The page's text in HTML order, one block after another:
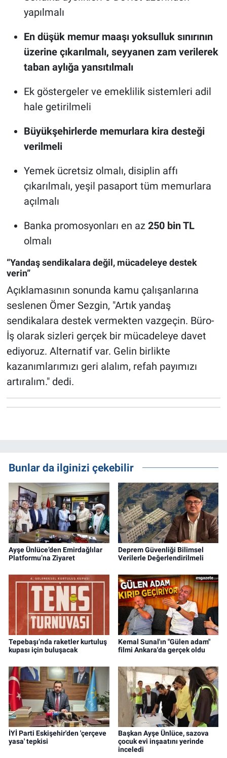
yapılmalı
En düşük memur maaşı yoksulluk sınırının
üzerine çıkarılmalı, seyyanen zam verilerek
taban aylığa yansıtılmalı
Ek göstergeler ve emeklilik sistemleri adil
hale getirilmeli
Büyükşehirlerde memurlara kira desteği
verilmeli
Yemek ücretsiz olmalı, disiplin affı
çıkarılmalı, yeşil pasaport tüm memurlara
açılmalı
Banka promosyonları en az 250 bin TL
olmalı
“Yandaş sendikalara değil, mücadeleye destek
verin”
Açıklamasının sonunda kamu çalışanlarına
seslenen Ömer Sezgin, "Artık yandaş
sendikalara destek vermekten vazgeçin. Büro-
İş olarak sizleri gerçek bir mücadeleye davet
ediyoruz. Alternatif var. Gelin birlikte
kazanımlarımızı geri alalım, refah payımızı
artıralım." dedi.
Bunlar da ilginizi çekebilir
Ayşe Ünlüce’den Emirdağlılar
Platformu’na Ziyaret
Deprem Güvenliği Bilimsel
Verilerle Değerlendirilmeli
Tepebaşı’nda raketler kurtuluş
kupası için buluşacak
Kemal Sunal'ın "Gülen adam"
filmi Ankara'da gerçek oldu
İYİ Parti Eskişehir'den 'çerçeve
yasa' tepkisi
Başkan Ayşe Ünlüce, sazova
çocuk evi inşaatını yerinde
inceledi